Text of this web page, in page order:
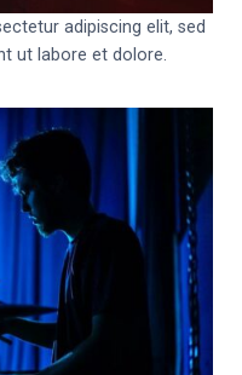
adipiscing elit, sed
ut labore et dolore.